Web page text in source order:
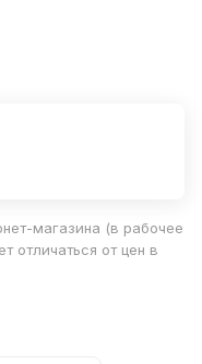
магазина (в рабочее
отличаться от цен в